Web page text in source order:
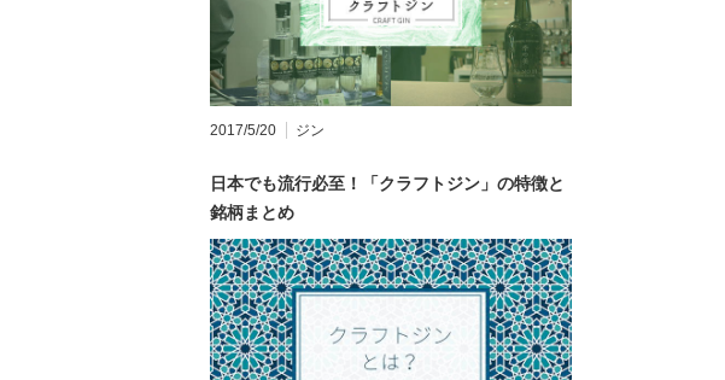
2017/5/20 ジン
日本でも流行必至！「クラフトジン」の特徴と
銘柄まとめ